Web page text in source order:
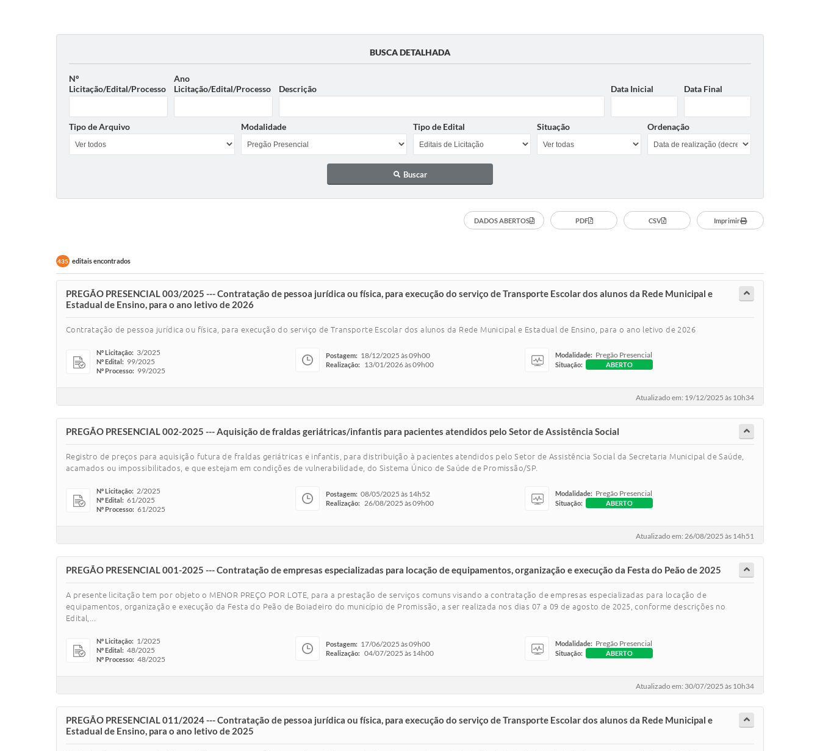
BUSCA DETALHADA
Nº
Licitação/Edital/Processo
Ano
Licitação/Edital/Processo
Descrição Data Inicial Data Final
Tipo de Arquivo Modalidade Tipo de Edital Situação Ordenação
Buscar
DADOS ABERTOS PDF CSV Imprimir
435 editais encontrados
PREGÃO PRESENCIAL 003/2025 --- Contratação de pessoa jurídica ou física, para execução do serviço de Transporte Escolar dos alunos da Rede Municipal e
Estadual de Ensino, para o ano letivo de 2026
Contratação de pessoa jurídica ou física, para execução do serviço de Transporte Escolar dos alunos da Rede Municipal e Estadual de Ensino, para o ano letivo de 2026
Nº Licitação: 3/2025
Nº Edital: 99/2025
Nº Processo: 99/2025
Postagem: 18/12/2025 às 09h00
Realização: 13/01/2026 às 09h00
Modalidade: Pregão Presencial
Situação: ABERTO
Atualizado em: 19/12/2025 às 10h34
PREGÃO PRESENCIAL 002-2025 --- Aquisição de fraldas geriátricas/infantis para pacientes atendidos pelo Setor de Assistência Social
Registro de preços para aquisição futura de fraldas geriátricas e infantis, para distribuição à pacientes atendidos pelo Setor de Assistência Social da Secretaria Municipal de Saúde,
acamados ou impossibilitados, e que estejam em condições de vulnerabilidade, do Sistema Único de Saúde de Promissão/SP.
Nº Licitação: 2/2025
Nº Edital: 61/2025
Nº Processo: 61/2025
Postagem: 08/05/2025 às 14h52
Realização: 26/08/2025 às 09h00
Modalidade: Pregão Presencial
Situação: ABERTO
Atualizado em: 26/08/2025 às 14h51
PREGÃO PRESENCIAL 001-2025 --- Contratação de empresas especializadas para locação de equipamentos, organização e execução da Festa do Peão de 2025
A presente licitação tem por objeto o MENOR PREÇO POR LOTE, para a prestação de serviços comuns visando a contratação de empresas especializadas para locação de
equipamentos, organização e execução da Festa do Peão de Boiadeiro do município de Promissão, a ser realizada nos dias 07 a 09 de agosto de 2025, conforme descrições no
Edital,...
Nº Licitação: 1/2025
Nº Edital: 48/2025
Nº Processo: 48/2025
Postagem: 17/06/2025 às 09h00
Realização: 04/07/2025 às 14h00
Modalidade: Pregão Presencial
Situação: ABERTO
Atualizado em: 30/07/2025 às 10h34
PREGÃO PRESENCIAL 011/2024 --- Contratação de pessoa jurídica ou física, para execução do serviço de Transporte Escolar dos alunos da Rede Municipal e
Estadual de Ensino, para o ano letivo de 2025